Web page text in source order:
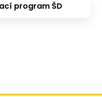
program ŠD